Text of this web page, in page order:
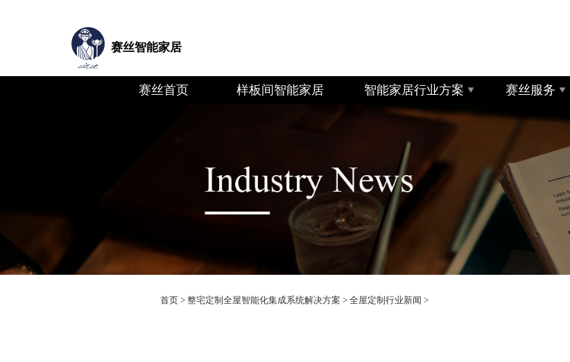
赛丝智能家居
赛丝首页 样板间智能家居 智能家居行业方案 赛丝服务
首页 > 整宅定制全屋智能化集成系统解决方案 > 全屋定制行业新闻 >